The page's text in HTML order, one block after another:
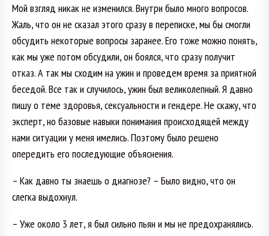
Мой взгляд никак не изменился. Внутри было много вопросов.
Жаль, что он не сказал этого сразу в переписке, мы бы смогли
обсудить некоторые вопросы заранее. Его тоже можно понять,
как мы уже потом обсудили, он боялся, что сразу получит
отказ. А так мы сходим на ужин и проведем время за приятной
беседой. Все так и случилось, ужин был великолепный. Я давно
пишу о теме здоровья, сексуальности и гендере. Не скажу, что
эксперт, но базовые навыки понимания происходящей между
нами ситуации у меня имелись. Поэтому было решено
опередить его последующие объяснения.
– Как давно ты знаешь о диагнозе? – Было видно, что он
слегка выдохнул.
– Уже около 3 лет, я был сильно пьян и мы не предохранялись.